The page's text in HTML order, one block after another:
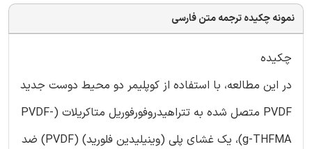
نمونه چکیده ترجمه متن فارسی
چکیده
در این مطالعه، با استفاده از کوپلیمر دو محیط دوست جدید
PVDF متصل شده به تتراهیدروفورفوریل متاکریلات (PVDF-
g-THFMA)، یک غشای پلی (وینیلیدین فلورید) (PVDF) ضد